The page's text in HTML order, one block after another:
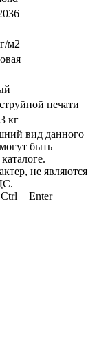
­м2
печати
кг
вид данного
быть
не являются
+ Enter